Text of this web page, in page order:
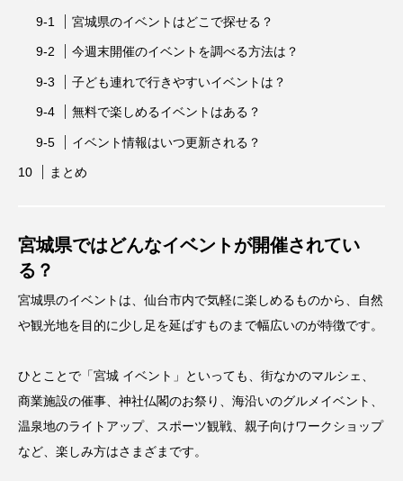
宮城県のイベントはどこで探せる？
今週末開催のイベントを調べる方法は？
子ども連れで行きやすいイベントは？
無料で楽しめるイベントはある？
イベント情報はいつ更新される？
まとめ
宮城県ではどんなイベントが開催されてい
る？
宮城県のイベントは、仙台市内で気軽に楽しめるものから、自然
や観光地を目的に少し足を延ばすものまで幅広いのが特徴です。
ひとことで「宮城 イベント」といっても、街なかのマルシェ、
商業施設の催事、神社仏閣のお祭り、海沿いのグルメイベント、
温泉地のライトアップ、スポーツ観戦、親子向けワークショップ
など、楽しみ方はさまざまです。